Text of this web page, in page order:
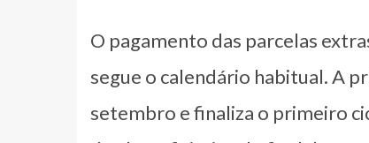
O pagamento das parcelas
segue o calendário habitual. A
setembro e finaliza o primeiro